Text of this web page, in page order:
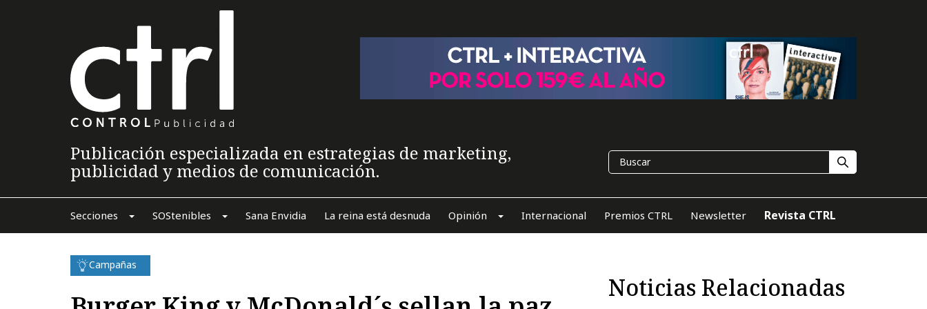
Publicación especializada en estrategias de marketing,
publicidad y medios de comunicación.
Secciones SOStenibles Sana Envidia La reina está desnuda Opinión Internacional Premios CTRL Newsletter Revista CTRL
Campañas
Noticias Relacionadas